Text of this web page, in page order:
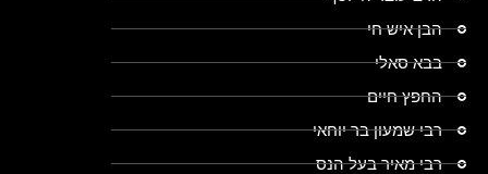
הבן איש חי
בבא סאלי
החפץ חיים
רבי שמעון בר יוחאי
רבי מאיר בעל הנס